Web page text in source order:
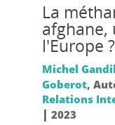
La
afghane,
l'Europe ?
Michel
Goberot,
Relations
| 2023